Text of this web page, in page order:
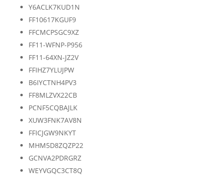
Y6ACLK7KUD1N
FF10617KGUF9
FFCMCPSGC9XZ
FF11-WFNP-P956
FF11-64XN-JZ2V
FFIHZ7YLUJPW
B6IYCTNH4PV3
FF8MLZVX22CB
PCNF5CQBAJLK
XUW3FNK7AV8N
FFICJGW9NKYT
MHM5D8ZQZP22
GCNVA2PDRGRZ
WEYVGQC3CT8Q